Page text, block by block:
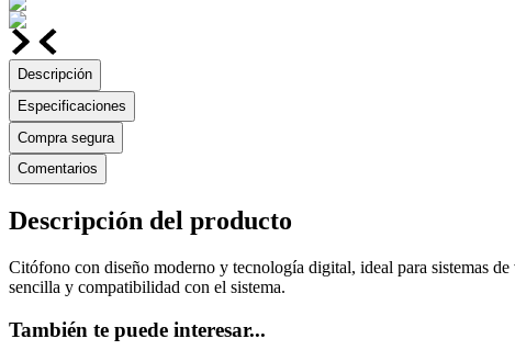
Descripción
Especificaciones
Compra segura
Comentarios
Descripción del producto
Citófono con diseño moderno y tecnología digital, ideal para sistemas
sencilla y compatibilidad con el sistema.
También te puede interesar...